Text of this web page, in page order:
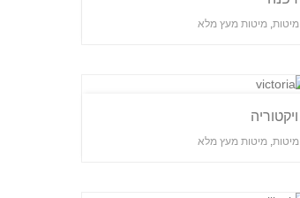
מיטות,מיטות מעץ מלא
ויקטוריה
מיטות,מיטות מעץ מלא